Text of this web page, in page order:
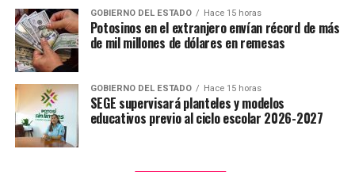
GOBIERNO DEL ESTADO Hace 15 horas
Potosinos en el extranjero envían récord de más
de mil millones de dólares en remesas
GOBIERNO DEL ESTADO Hace 15 horas
SEGE supervisará planteles y modelos
educativos previo al ciclo escolar 2026-2027